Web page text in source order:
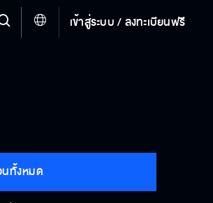
เข้าสู่ระบบ / ลงทะเบียนฟรี
ทั้งหมด